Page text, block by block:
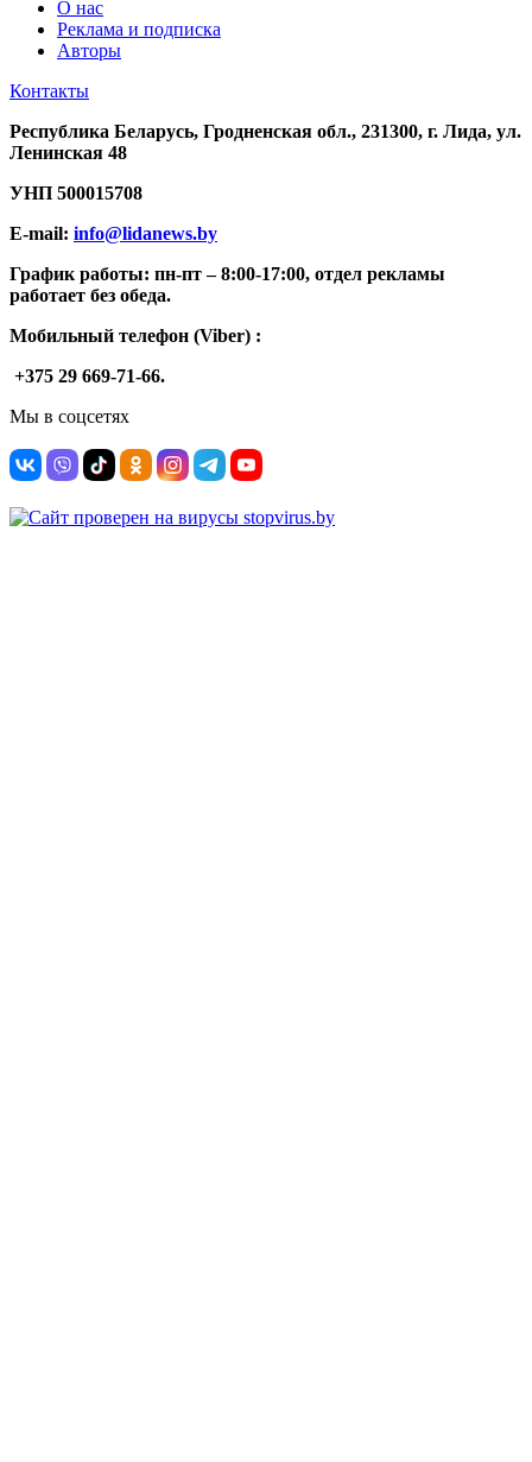
О нас
Реклама и подписка
Авторы
Контакты
Республика Беларусь, Гродненская обл., 231300, г. Лида, ул.
Ленинская 48
УНП 500015708
E-mail: info@lidanews.by
График работы: пн-пт –8:00-17:00, отдел рекламы
работает без обеда.
Мобильный телефон (Viber) :
+375 29 669-71-66.
Мы в соцсетях